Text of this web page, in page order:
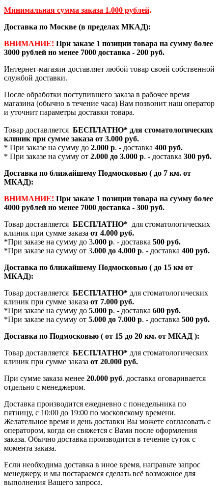
Минимальная сумма заказа 1.000 рублей.
Доставка по Москве (в пределах МКАД):
ВНИМАНИЕ! При заказе 1 позиции товара на сумму более
3000 рублей но менее 7000 доставка - 200 руб.
Интернет-магазин доставляет любой товар своей собственной
службой доставки.
После обработки поступившего заказа в рабочее время
магазина (обычно в течение часа) Вам позвонит наш оператор
и уточнит параметры доставки товара.
Товар доставляется БЕСПЛАТНО* для стоматологических
клиник при сумме заказа от 3.000 руб.
* При заказе на сумму до 2.000 р. - доставка 400 руб.
* При заказе на сумму от 2.000 до 3.000 р. - доставка 300 руб.
Доставка по ближайшему Подмосковью ( до 7 км. от
МКАД):
ВНИМАНИЕ! При заказе 1 позиции товара на сумму более
4000 рублей но менее 7000 доставка - 300 руб.
Товар доставляется БЕСПЛАТНО* для стоматологических
клиник при сумме заказа от 4.000 руб.
*При заказе на сумму до 3.000 р. - доставка 500 руб.
*При заказе на сумму от 3.000 до 4.000 р. - доставка 400 руб.
Доставка по ближайшему Подмосковью ( до 15 км от
МКАД):
Товар доставляется БЕСПЛАТНО* для стоматологических
клиник при сумме заказа от 7.000 руб.
*При заказе на сумму до 5.000 р. - доставка 600 руб.
*При заказе на сумму от 5.000 до 7.000 р. - доставка 500 руб.
Доставка по Подмосковью ( от 15 до 20 км. от МКАД ):
Товар доставляется БЕСПЛАТНО* для стоматологических
клиник при сумме заказа от 20.000 руб.
При сумме заказа менее 20.000 руб. доставка оговаривается
отдельно с менеджером.
Доставка производится ежедневно с понедельника по
пятницу, с 10:00 до 19:00 по московскому времени.
Желательное время и день доставки Вы можете согласовать с
оператором, когда он свяжется с Вами после оформления
заказа. Обычно доставка производится в течение суток с
момента заказа.
Если необходима доставка в иное время, направьте запрос
менеджеру, и мы постараемся сделать всё возможное для
выполнения Вашего запроса.